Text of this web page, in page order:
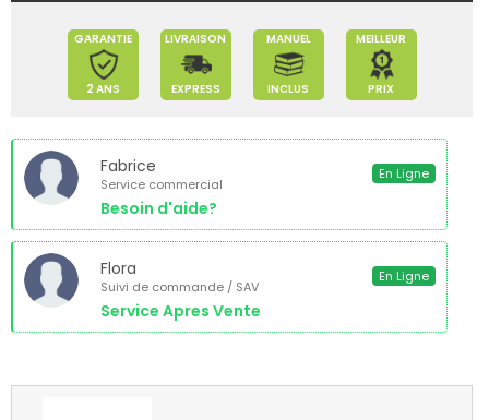
GARANTIE
2 ANS
LIVRAISON
EXPRESS
MANUEL
INCLUS
MEILLEUR
PRIX
Fabrice
Service commercial
Besoin d'aide?
En Ligne
Flora
Suivi de commande / SAV
Service Apres Vente
En Ligne